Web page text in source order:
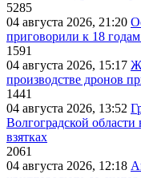
5285
04 августа 2026, 21:20
приговорили к 18
1591
04 августа 2026, 15:17
производстве дронов
1441
04 августа 2026, 13:52
Волгоградской
взятках
2061
04 августа 2026, 12:18